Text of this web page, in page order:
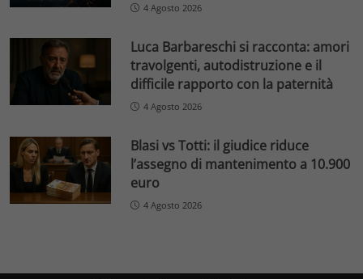
4 Agosto 2026
Luca Barbareschi si racconta: amori
travolgenti, autodistruzione e il
difficile rapporto con la paternità
4 Agosto 2026
Blasi vs Totti: il giudice riduce
l’assegno di mantenimento a 10.900
euro
4 Agosto 2026